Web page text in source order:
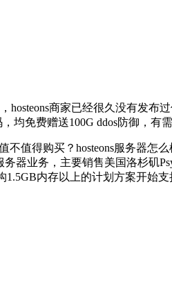
hosteons商家已经很久没有发
均免费赠送100G ddos防御，
值不值得购买？hosteons服务器
器业务，主要销售美国洛杉矶
内存以上的计划方案开始